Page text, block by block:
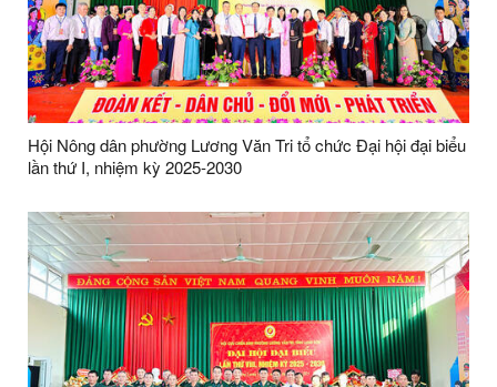
Hội Nông dân phường Lương Văn Tri tổ chức Đại hội đại biểu
lần thứ I, nhiệm kỳ 2025-2030